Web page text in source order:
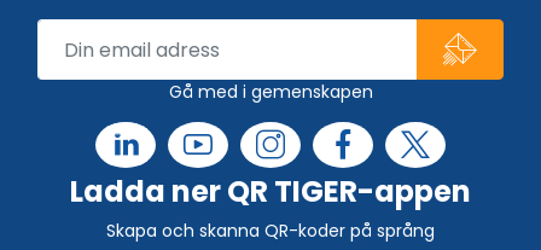
Gå med i gemenskapen
Ladda ner QR TIGER-appen
Skapa och skanna QR-koder på språng